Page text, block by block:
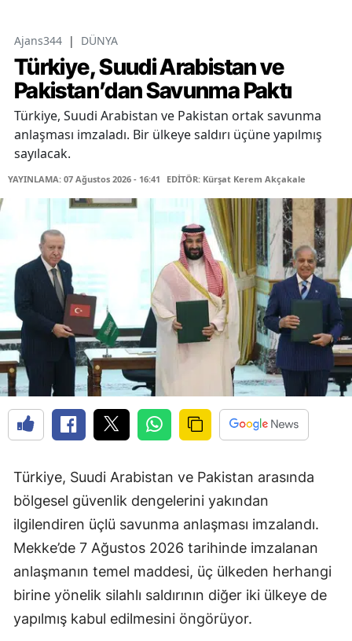
Ajans344 | DÜNYA
Türkiye, Suudi Arabistan ve
Pakistan’dan Savunma Paktı
Türkiye, Suudi Arabistan ve Pakistan ortak savunma
anlaşması imzaladı. Bir ülkeye saldırı üçüne yapılmış
sayılacak.
YAYINLAMA: 07 Ağustos 2026 - 16:41 EDİTÖR: Kürşat Kerem Akçakale
Türkiye, Suudi Arabistan ve Pakistan arasında
bölgesel güvenlik dengelerini yakından
ilgilendiren üçlü savunma anlaşması imzalandı.
Mekke’de 7 Ağustos 2026 tarihinde imzalanan
anlaşmanın temel maddesi, üç ülkeden herhangi
birine yönelik silahlı saldırının diğer iki ülkeye de
yapılmış kabul edilmesini öngörüyor.